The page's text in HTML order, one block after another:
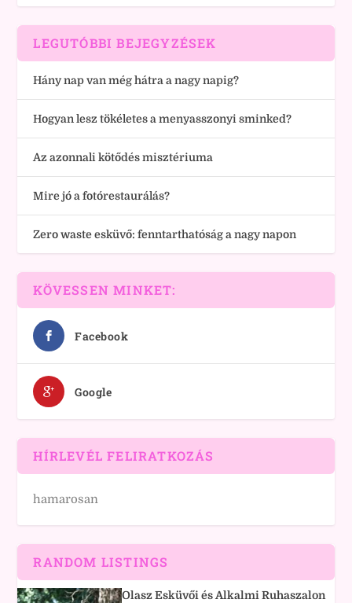
LEGUTÓBBI BEJEGYZÉSEK
Hány nap van még hátra a nagy napig?
Hogyan lesz tökéletes a menyasszonyi sminked?
Az azonnali kötődés misztériuma
Mire jó a fotórestaurálás?
Zero waste esküvő: fenntarthatóság a nagy napon
KÖVESSEN MINKET:
Facebook
Google
HÍRLEVÉL FELIRATKOZÁS
hamarosan
RANDOM LISTINGS
Olasz Esküvői és Alkalmi Ruhaszalon